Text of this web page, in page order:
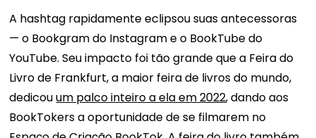
A hashtag rapidamente eclipsou suas antecessoras
— o Bookgram do Instagram e o BookTube do
YouTube. Seu impacto foi tão grande que a Feira do
Livro de Frankfurt, a maior feira de livros do mundo,
dedicouum palco inteiro a ela em 2022, dando aos
BookTokers a oportunidade de se filmarem no